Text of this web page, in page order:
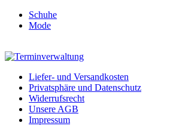
Schuhe
Mode
Liefer- und Versandkosten
Privatsphäre und Datenschutz
Widerrufsrecht
Unsere AGB
Impressum